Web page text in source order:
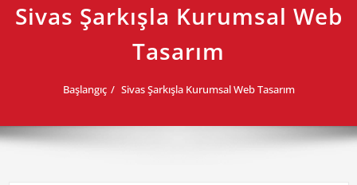
Sivas Şarkışla Kurumsal Web
Tasarım
Başlangıç Sivas Şarkışla Kurumsal Web Tasarım